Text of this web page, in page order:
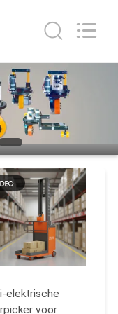
elektrische
voor